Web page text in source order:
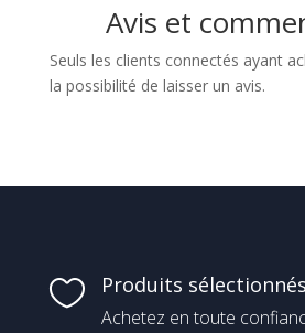
Avis et
Seuls les clients connectés ayant
la possibilité de laisser un avis.
 Produits
Achetez en toute